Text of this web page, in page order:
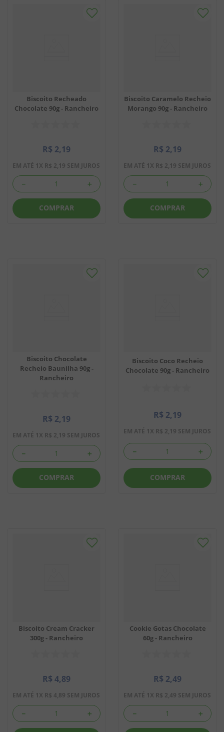
Biscoito Recheado
Chocolate 90g - Rancheiro
R$ 2,19
EM ATÉ 1X R$ 2,19 SEM JUROS
＋
－
COMPRAR
Biscoito Caramelo Recheio
Morango 90g - Rancheiro
R$ 2,19
EM ATÉ 1X R$ 2,19 SEM JUROS
＋
－
COMPRAR
Biscoito Chocolate
Recheio Baunilha 90g -
Rancheiro
R$ 2,19
EM ATÉ 1X R$ 2,19 SEM JUROS
＋
－
COMPRAR
Biscoito Coco Recheio
Chocolate 90g - Rancheiro
R$ 2,19
EM ATÉ 1X R$ 2,19 SEM JUROS
＋
－
COMPRAR
Biscoito Cream Cracker
300g - Rancheiro
R$ 4,89
EM ATÉ 1X R$ 4,89 SEM JUROS
＋
－
Cookie Gotas Chocolate
60g - Rancheiro
R$ 2,49
EM ATÉ 1X R$ 2,49 SEM JUROS
＋
－